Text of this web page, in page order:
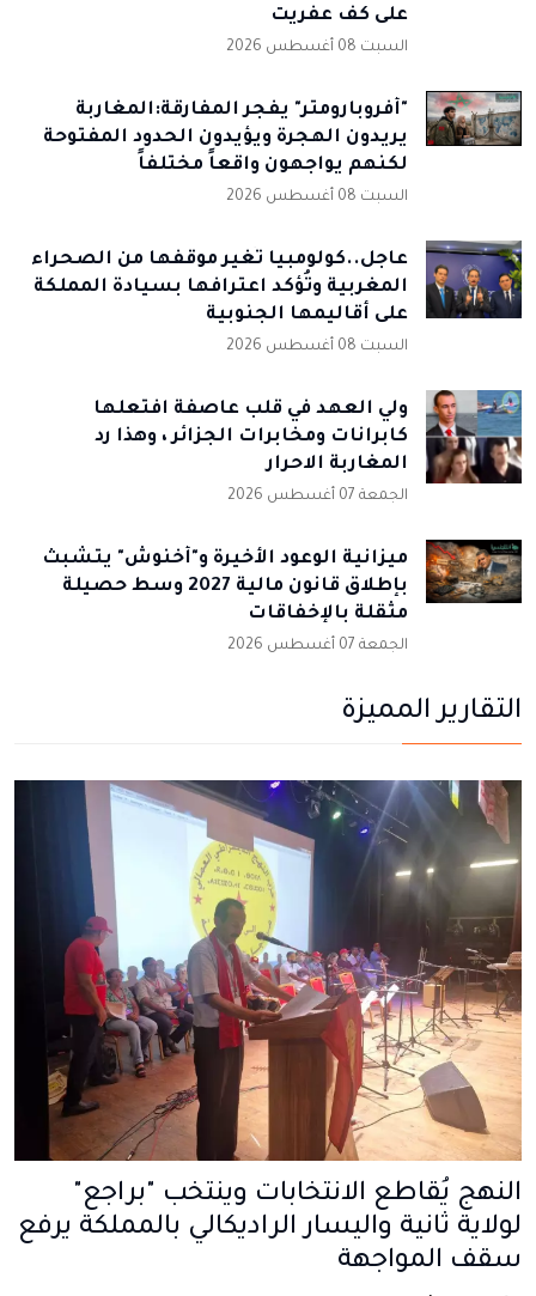
على كف عفريت
السبت 08 أغسطس 2026
"أفروبارومتر" يفجر المفارقة:المغاربة
يريدون الهجرة ويؤيدون الحدود المفتوحة
لكنهم يواجهون واقعاً مختلفاً
السبت 08 أغسطس 2026
عاجل..كولومبيا تُغير موقفها من الصحراء
المغربية وتُؤكد اعترافها بسيادة المملكة
على أقاليمها الجنوبية
السبت 08 أغسطس 2026
ولي العهد في قلب عاصفة افتعلها
كابرانات ومخابرات الجزائر ، وهذا رد
المغاربة الاحرار
الجمعة 07 أغسطس 2026
ميزانية الوعود الأخيرة و"أخنوش" يتشبث
بإطلاق قانون مالية 2027 وسط حصيلة
مثقلة بالإخفاقات
الجمعة 07 أغسطس 2026
التقارير المميزة
النهج يُقاطع الانتخابات وينتخب "براجع"
لولاية ثانية واليسار الراديكالي بالمملكة يرفع
سقف المواجهة